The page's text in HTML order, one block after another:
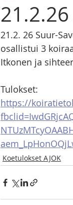
21.2. 26 Suur-
osallistui 3
Itkonen ja
Tulokset:
https://
Koetulokset AJOK